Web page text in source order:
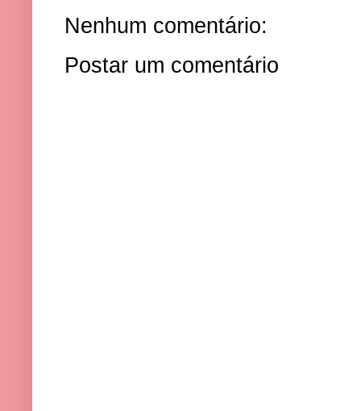
Nenhum comentário:
Postar um comentário